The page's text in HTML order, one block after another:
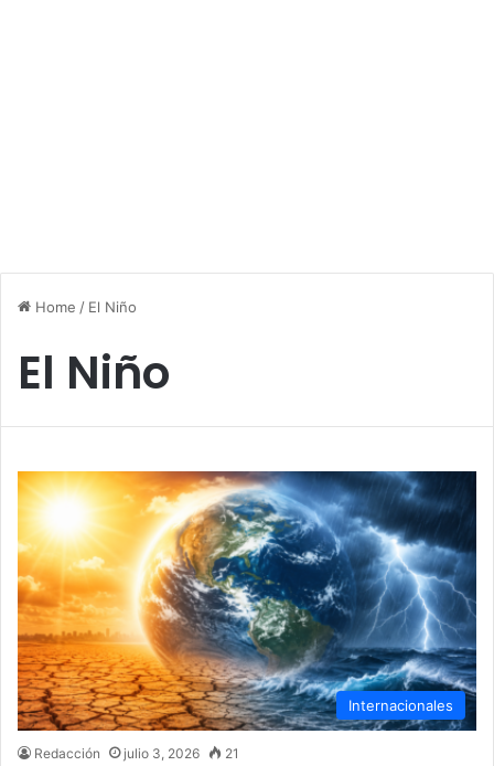
Home / El Niño
El Niño
Internacionales
Redacción julio 3, 2026 21